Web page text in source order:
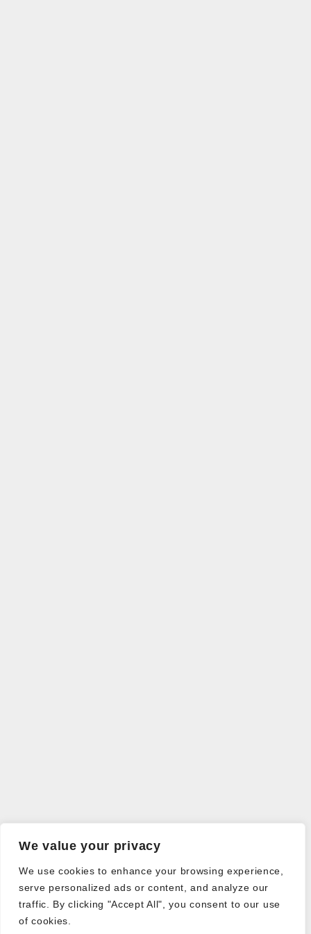
We value your privacy
We use cookies to enhance your browsing experience,
serve personalized ads or content, and analyze our
traffic. By clicking "Accept All", you consent to our use
of cookies.